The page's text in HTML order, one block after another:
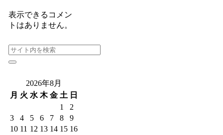
表示できるコメン
トはありません。
2026年8月
月 火 水 木 金 土 日
1
2
3
4 5 6 7 8
9
10 11 12 13 14 15 16